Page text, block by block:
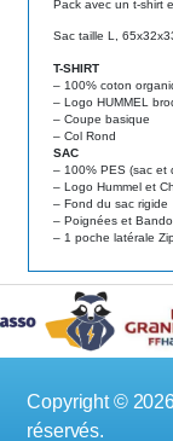
Pack avec un t-shirt
Sac taille L,
T-SHIRT
– 100% coton
– Logo HUMMEL
– Coupe basique
– Col Rond
SAC
– 100% PES (sac et
– Logo Hummel et
– Fond du sac rigide
– Poignées et
– 1 poche latérale
Copyright ©
réservés.